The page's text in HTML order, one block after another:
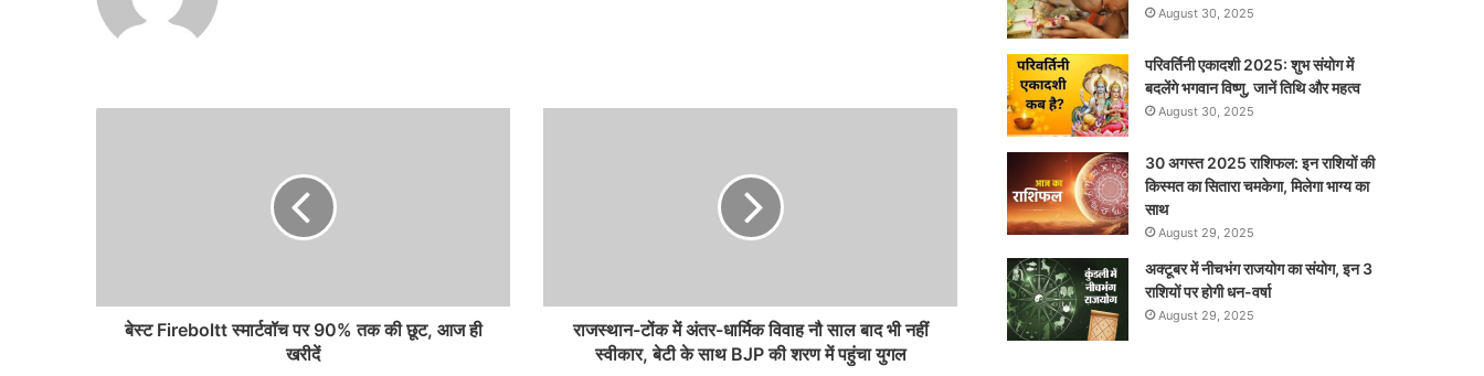
बेस्ट Fireboltt स्मार्टवॉच पर 90% तक की छूट, आज ही
खरीदें
राजस्थान-टोंक में अंतर-धार्मिक विवाह नौ साल बाद भी नहीं
स्वीकार, बेटी के साथ BJP की शरण में पहुंचा युगल
August 30, 2025
परिवर्तिनी एकादशी 2025: शुभ संयोग में
बदलेंगे भगवान विष्णु, जानें तिथि और महत्व
August 30, 2025
30 अगस्त 2025 राशिफल: इन राशियों की
किस्मत का सितारा चमकेगा, मिलेगा भाग्य का
साथ
August 29, 2025
अक्टूबर में नीचभंग राजयोग का संयोग, इन 3
राशियों पर होगी धन-वर्षा
August 29, 2025